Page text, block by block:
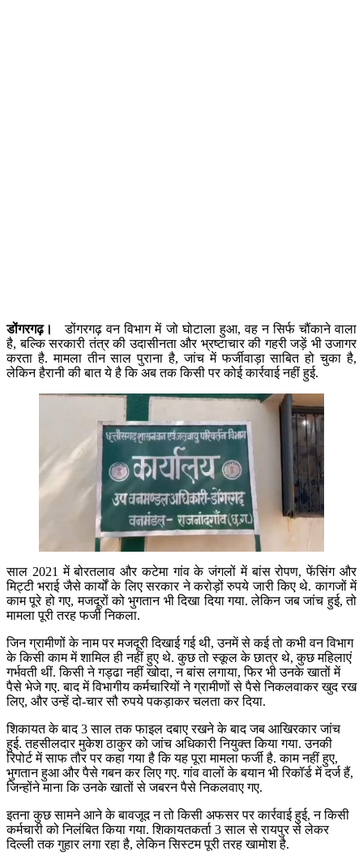
डोंगरगढ़।डोंगरगढ़ वन विभाग में जो घोटाला हुआ, वह न सिर्फ चौंकाने वाला
है, बल्कि सरकारी तंत्र की उदासीनता और भ्रष्टाचार की गहरी जड़ें भी उजागर
करता है. मामला तीन साल पुराना है, जांच में फर्जीवाड़ा साबित हो चुका है,
लेकिन हैरानी की बात ये है कि अब तक किसी पर कोई कार्रवाई नहीं हुई.
साल 2021 में बोरतलाव और कटेमा गांव के जंगलों में बांस रोपण, फेंसिंग और
मिट्टी भराई जैसे कार्यों के लिए सरकार ने करोड़ों रुपये जारी किए थे. कागजों में
काम पूरे हो गए, मजदूरों को भुगतान भी दिखा दिया गया. लेकिन जब जांच हुई, तो
मामला पूरी तरह फर्जी निकला.
जिन ग्रामीणों के नाम पर मजदूरी दिखाई गई थी, उनमें से कई तो कभी वन विभाग
के किसी काम में शामिल ही नहीं हुए थे. कुछ तो स्कूल के छात्र थे, कुछ महिलाएं
गर्भवती थीं. किसी ने गड्ढा नहीं खोदा, न बांस लगाया, फिर भी उनके खातों में
पैसे भेजे गए. बाद में विभागीय कर्मचारियों ने ग्रामीणों से पैसे निकलवाकर खुद रख
लिए, और उन्हें दो-चार सौ रुपये पकड़ाकर चलता कर दिया.
शिकायत के बाद 3 साल तक फाइल दबाए रखने के बाद जब आखिरकार जांच
हुई. तहसीलदार मुकेश ठाकुर को जांच अधिकारी नियुक्त किया गया. उनकी
रिपोर्ट में साफ तौर पर कहा गया है कि यह पूरा मामला फर्जी है. काम नहीं हुए,
भुगतान हुआ और पैसे गबन कर लिए गए. गांव वालों के बयान भी रिकॉर्ड में दर्ज हैं,
जिन्होंने माना कि उनके खातों से जबरन पैसे निकलवाए गए.
इतना कुछ सामने आने के बावजूद न तो किसी अफसर पर कार्रवाई हुई, न किसी
कर्मचारी को निलंबित किया गया. शिकायतकर्ता 3 साल से रायपुर से लेकर
दिल्ली तक गुहार लगा रहा है, लेकिन सिस्टम पूरी तरह खामोश है.